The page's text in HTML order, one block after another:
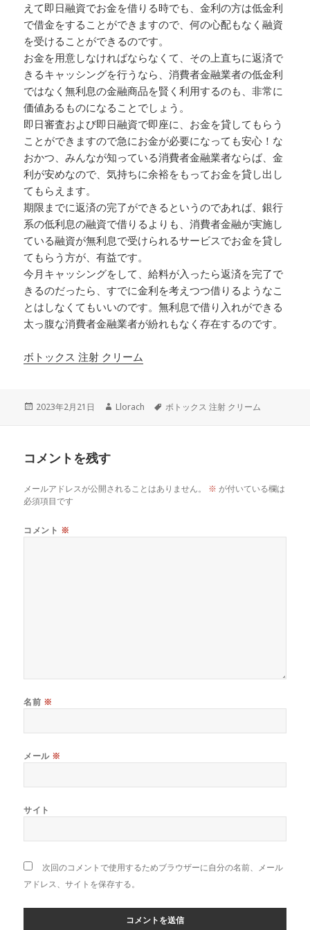
えて即日融資でお金を借りる時でも、金利の方は低金利
で借金をすることができますので、何の心配もなく融資
を受けることができるのです。
お金を用意しなければならなくて、その上直ちに返済で
きるキャッシングを行うなら、消費者金融業者の低金利
ではなく無利息の金融商品を賢く利用するのも、非常に
価値あるものになることでしょう。
即日審査および即日融資で即座に、お金を貸してもらう
ことができますので急にお金が必要になっても安心！な
おかつ、みんなが知っている消費者金融業者ならば、金
利が安めなので、気持ちに余裕をもってお金を貸し出し
てもらえます。
期限までに返済の完了ができるというのであれば、銀行
系の低利息の融資で借りるよりも、消費者金融が実施し
ている融資が無利息で受けられるサービスでお金を貸し
てもらう方が、有益です。
今月キャッシングをして、給料が入ったら返済を完了で
きるのだったら、すでに金利を考えつつ借りるようなこ
とはしなくてもいいのです。無利息で借り入れができる
太っ腹な消費者金融業者が紛れもなく存在するのです。
ボトックス 注射 クリーム
投
2023年2月21日
作
Llorach
タ
ボトックス 注射 クリーム
コメントを残す
メールアドレスが公開されることはありません。 ※ が付いている欄は
必須項目です
コメント ※
名前 ※
メール ※
サイト
次回のコメントで使用するためブラウザーに自分の名前、メール
アドレス、サイトを保存する。